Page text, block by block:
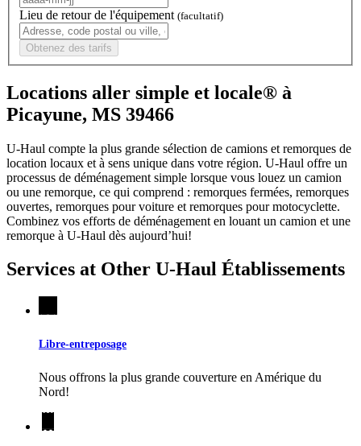
Lieu de retour de l'équipement (facultatif)
Obtenez des tarifs
Locations aller simple et locale® à
Picayune, MS 39466
U-Haul compte la plus grande sélection de camions et remorques de
location locaux et à sens unique dans votre région. U-Haul offre un
processus de déménagement simple lorsque vous louez un camion
ou une remorque, ce qui comprend : remorques fermées, remorques
ouvertes, remorques pour voiture et remorques pour motocyclette.
Combinez vos efforts de déménagement en louant un camion et une
remorque à U-Haul dès aujourd’hui!
Services at Other U-Haul Établissements
Libre-entreposage
Nous offrons la plus grande couverture en Amérique du
Nord!